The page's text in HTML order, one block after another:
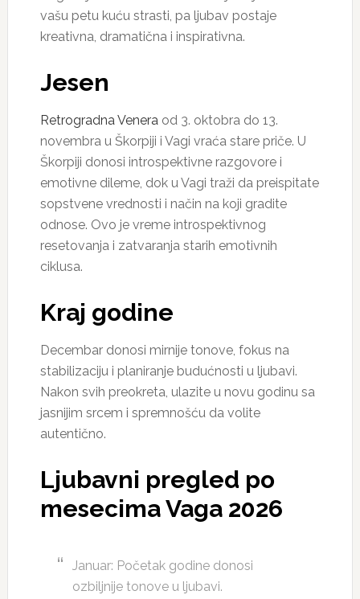
vašu petu kuću strasti, pa ljubav postaje
kreativna, dramatična i inspirativna.
Jesen
Retrogradna Veneraod 3. oktobra do 13.
novembra u Škorpiji i Vagi vraća stare priče. U
Škorpiji donosi introspektivne razgovore i
emotivne dileme, dok u Vagi traži da preispitate
sopstvene vrednosti i način na koji gradite
odnose. Ovo je vreme introspektivnog
resetovanja i zatvaranja starih emotivnih
ciklusa.
Kraj godine
Decembar donosi mirnije tonove, fokus na
stabilizaciju i planiranje budućnosti u ljubavi.
Nakon svih preokreta, ulazite u novu godinu sa
jasnijim srcem i spremnošću da volite
autentično.
Ljubavni pregled po
mesecima Vaga 2026
Januar: Početak godine donosi
ozbiljnije tonove u ljubavi.